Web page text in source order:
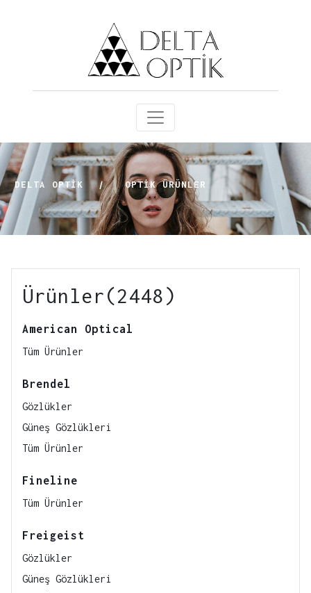
DELTA OPTİK | OPTIK ÜRÜNLER
Ürünler(2448)
American Optical
Tüm Ürünler
Brendel
Gözlükler
Güneş Gözlükleri
Tüm Ürünler
Fineline
Tüm Ürünler
Freigeist
Gözlükler
Güneş Gözlükleri